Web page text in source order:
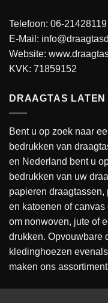
Telefoon: 06-21428119
E-Mail:
Website:
KVK: 71859152
DRAAGTAS
Bent u op zoek naar
bedrukken van
en Nederland bent u
bedrukken van uw
papieren
en katoenen of
om nonwoven, jute of
drukken. Opvouwbare
kledinghoezen
maken ons